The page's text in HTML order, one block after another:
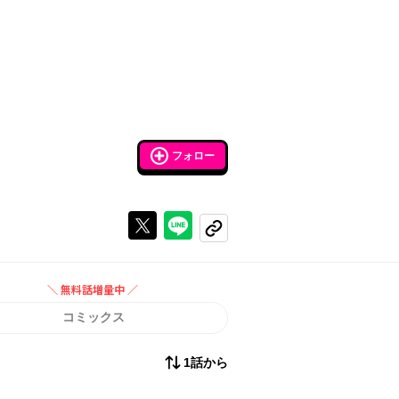
フォロー
Xで投稿するラインでシェアする
コピーする
＼ 無料話増量中 ／
無料話増量中
コミックス
1話から